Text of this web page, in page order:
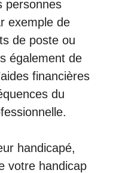
personnes
exemple de
de poste ou
également de
financières
du
handicapé,
votre handicap